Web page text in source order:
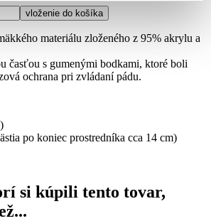
materiálu zloženého z 95% akrylu a
časťou s gumenými bodkami, ktoré boli
ochrana pri zvládaní pádu.
po koniec prostredníka cca 14 cm)
si kúpili tento tovar,